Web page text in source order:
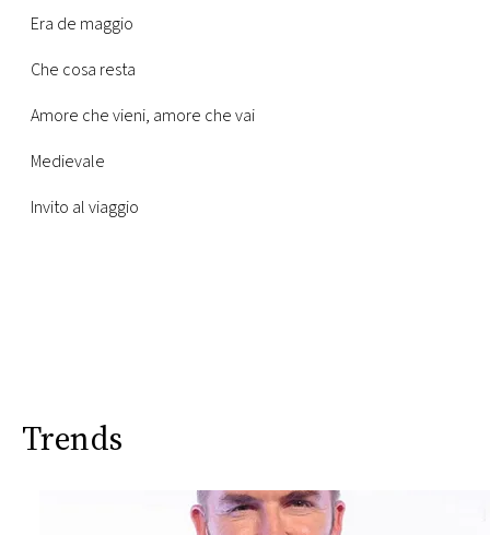
Era de maggio
Che cosa resta
Amore che vieni, amore che vai
Medievale
Invito al viaggio
Trends